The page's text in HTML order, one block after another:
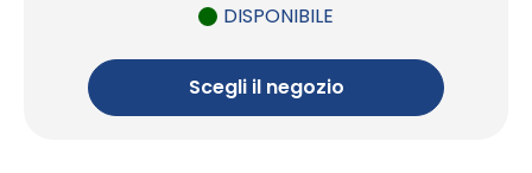
DISPONIBILE
Scegli il negozio